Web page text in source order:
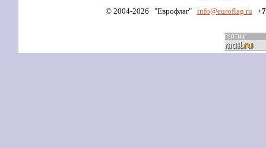
© 2004-2026 "Еврофлаг" info@euroflag.ru +